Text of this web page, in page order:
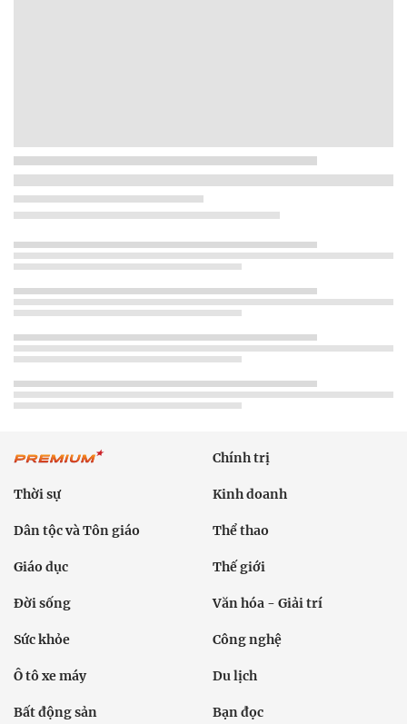
Chính trị
Thời sự Kinh doanh
Dân tộc và Tôn giáo Thể thao
Giáo dục Thế giới
Đời sống Văn hóa - Giải trí
Sức khỏe Công nghệ
Ô tô xe máy Du lịch
Bất động sản Bạn đọc